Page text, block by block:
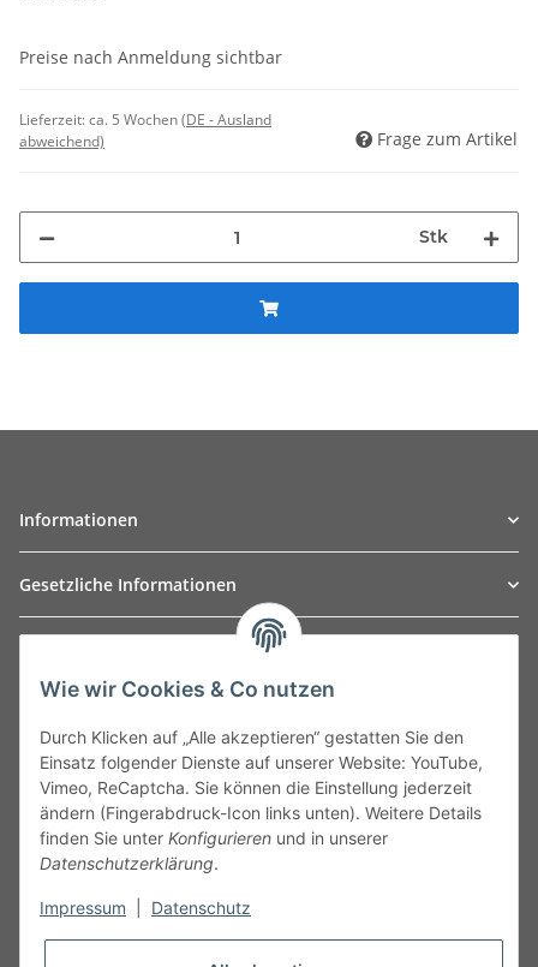
Preise nach Anmeldung sichtbar
Lieferzeit:ca. 5 Wochen(DE - Ausland
abweichend)
Frage zum Artikel
Stk
Informationen
Gesetzliche Informationen
Leibnizstraße 2a
Germany
Phone:+49 40 5287270
Fax:+49 40 5281050
Email:sales@tow-automotive.de
Wie wir Cookies & Co nutzen
Durch Klicken auf „Alle akzeptieren“ gestatten Sie den
Einsatz folgender Dienste auf unserer Website: YouTube,
Vimeo, ReCaptcha. Sie können die Einstellung jederzeit
ändern (Fingerabdruck-Icon links unten). Weitere Details
finden Sie unter Konfigurieren und in unserer
Datenschutzerklärung.
Impressum Datenschutz